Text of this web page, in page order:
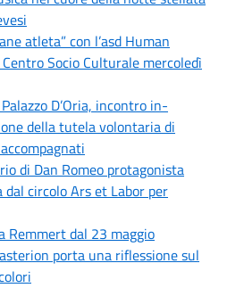
atleta” con l’asd Human
Socio Culturale mercoledì
D’Oria, incontro in-
della tutela volontaria di
di Dan Romeo protagonista
circolo Ars et Labor per
Remmert dal 23 maggio
porta una riflessione sul